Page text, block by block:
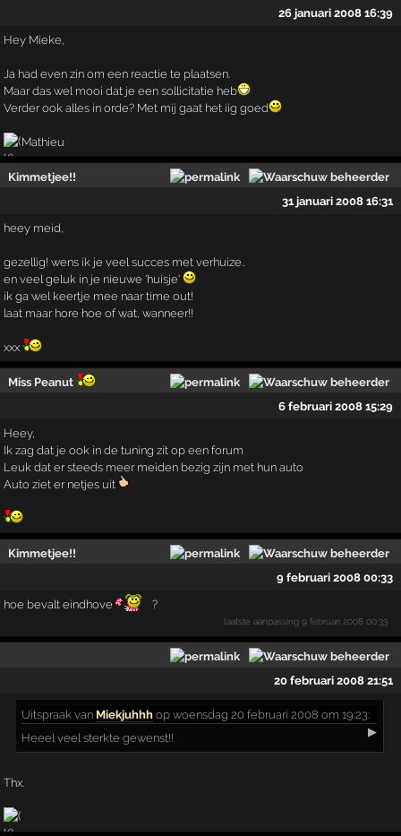
26 januari 2008 16:39
Hey Mieke,
Ja had even zin om een reactie te plaatsen.
Maar das wel mooi dat je een sollicitatie heb
Verder ook alles in orde? Met mij gaat het iig goed
Mathieu
Kimmetjee!!
31 januari 2008 16:31
heey meid,
gezellig! wens ik je veel succes met verhuize..
en veel geluk in je nieuwe 'huisje'
ik ga wel keertje mee naar time out!
laat maar hore hoe of wat, wanneer!!
xxx
Miss Peanut
6 februari 2008 15:29
Heey,
Ik zag dat je ook in de tuning zit op een forum
Leuk dat er steeds meer meiden bezig zijn met hun auto
Auto ziet er netjes uit
Kimmetjee!!
9 februari 2008 00:33
hoe bevalt eindhove ?
laatste aanpassing9 februari 2008 00:33
20 februari 2008 21:51
Uitspraak van Miekjuhhh op woensdag 20 februari 2008 om 19:23:
▶
Heeel veel sterkte gewenst!!
Thx.